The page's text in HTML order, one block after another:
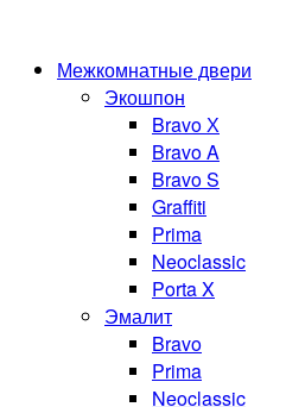
Межкомнатные двери
Экошпон
Bravo Х
Bravo A
Bravo S
Graffiti
Prima
Neoclassic
Porta X
Эмалит
Bravo
Prima
Neoclassic